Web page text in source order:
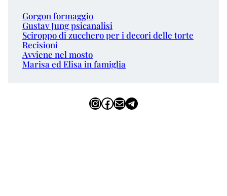
Gorgon formaggio
Gustav Jung psicanalisi
Sciroppo di zucchero per i decori delle torte
Recisioni
Avviene nel mosto
Marisa ed Elisa in famiglia
InstagramFacebook Email Telegram